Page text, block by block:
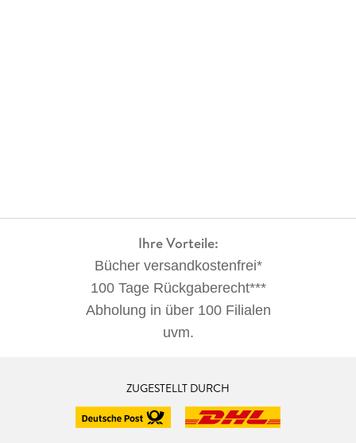
Ihre Vorteile:
Bücher versandkostenfrei*
100 Tage Rückgaberecht***
Abholung in über 100 Filialen
uvm.
ZUGESTELLT DURCH